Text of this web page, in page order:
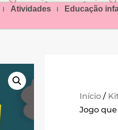
Atividades
Educação
Início /
Jogo que